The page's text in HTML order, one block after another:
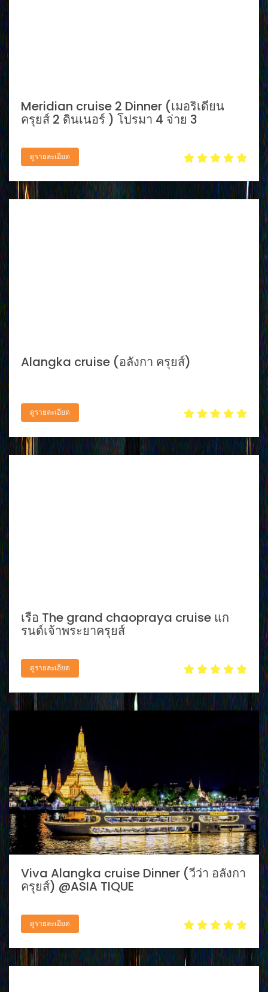
Meridian cruise 2 Dinner (เมอริเดียน
ครุยส์ 2 ดินเนอร์ ) โปรมา 4 จ่าย 3
ดูรายละเอียด
Alangka cruise (อลังกา ครุยส์)
ดูรายละเอียด
เรือ The grand chaopraya cruise แก
รนด์เจ้าพระยาครุยส์
ดูรายละเอียด
Viva Alangka cruise Dinner (วีว่า อลังกา
ครุยส์) @ASIA TIQUE
ดูรายละเอียด